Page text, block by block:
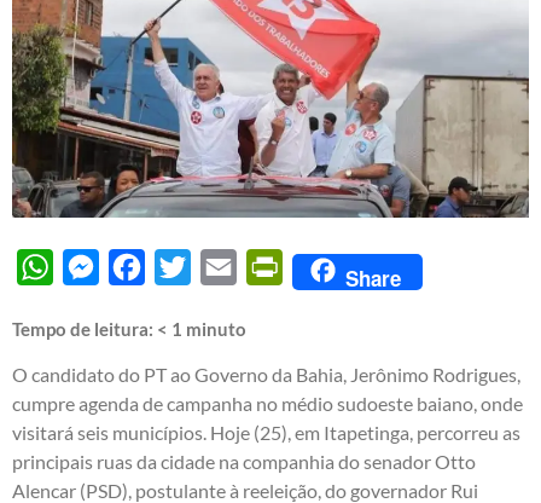
WhatsAppMessengerFacebook
Twitter Email PrintFriendly
Share
Tempo de leitura: < 1 minuto
O candidato do PT ao Governo da Bahia, Jerônimo Rodrigues,
cumpre agenda de campanha no médio sudoeste baiano, onde
visitará seis municípios. Hoje (25), em Itapetinga, percorreu as
principais ruas da cidade na companhia do senador Otto
Alencar (PSD), postulante à reeleição, do governador Rui